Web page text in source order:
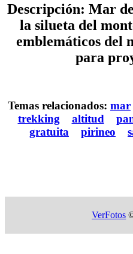
Descripción: Mar
la silueta del
emblemáticos del
para
Temas relacionados: mar
trekking
altitud
gratuita
pirineo
VerFotos